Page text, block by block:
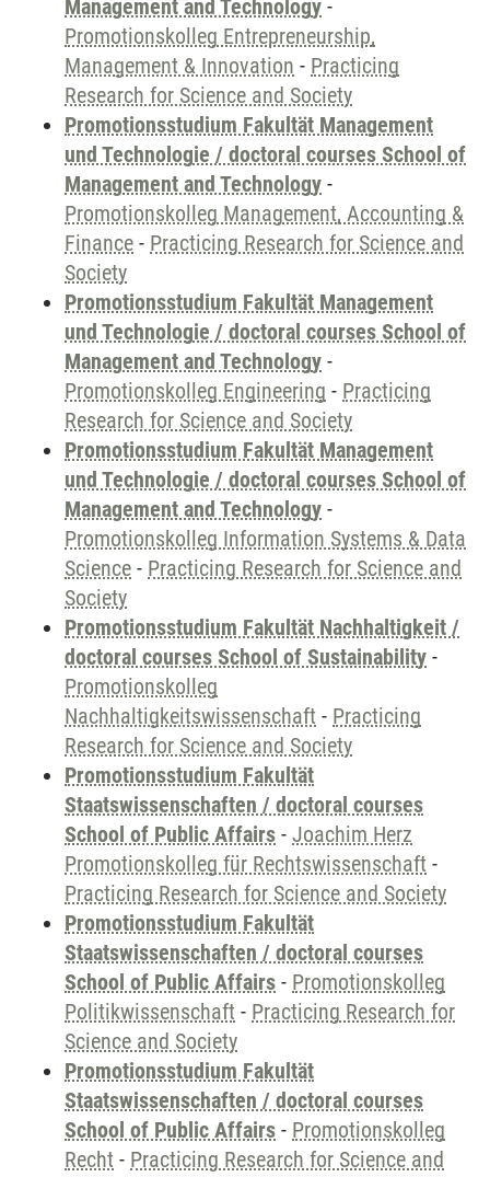
Management and Technology -
Promotionskolleg Entrepreneurship,
Management & Innovation - Practicing
Research for Science and Society
Promotionsstudium Fakultät Management
und Technologie / doctoral courses School of
Management and Technology -
Promotionskolleg Management, Accounting &
Finance - Practicing Research for Science and
Society
Promotionsstudium Fakultät Management
und Technologie / doctoral courses School of
Management and Technology -
Promotionskolleg Engineering - Practicing
Research for Science and Society
Promotionsstudium Fakultät Management
und Technologie / doctoral courses School of
Management and Technology -
Promotionskolleg Information Systems & Data
Science - Practicing Research for Science and
Society
Promotionsstudium Fakultät Nachhaltigkeit /
doctoral courses School of Sustainability -
Promotionskolleg
Nachhaltigkeitswissenschaft - Practicing
Research for Science and Society
Promotionsstudium Fakultät
Staatswissenschaften / doctoral courses
School of Public Affairs - Joachim Herz
Promotionskolleg für Rechtswissenschaft -
Practicing Research for Science and Society
Promotionsstudium Fakultät
Staatswissenschaften / doctoral courses
School of Public Affairs - Promotionskolleg
Politikwissenschaft - Practicing Research for
Science and Society
Promotionsstudium Fakultät
Staatswissenschaften / doctoral courses
School of Public Affairs - Promotionskolleg
Recht - Practicing Research for Science and